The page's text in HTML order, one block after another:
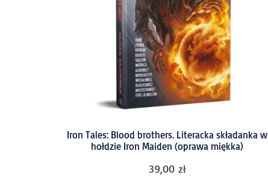
Iron Tales: Blood brothers. Literacka składanka w
hołdzie Iron Maiden (oprawa miękka)
39,00 zł